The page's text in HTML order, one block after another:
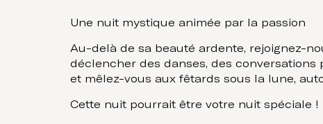
Une nuit mystique animée par la passion
Au-delà de sa beauté ardente, rejoignez-
déclencher des danses, des
et mêlez-vous aux fêtards sous la lune,
Cette nuit pourrait être votre nuit spéciale !